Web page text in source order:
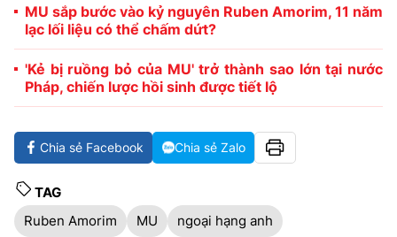
MU sắp bước vào kỷ nguyên Ruben Amorim, 11 năm
lạc lối liệu có thể chấm dứt?
'Kẻ bị ruồng bỏ của MU' trở thành sao lớn tại nước
Pháp, chiến lược hồi sinh được tiết lộ
Chia sẻ Facebook Chia sẻ Zalo
TAG
Ruben Amorim
MU ngoại hạng anh